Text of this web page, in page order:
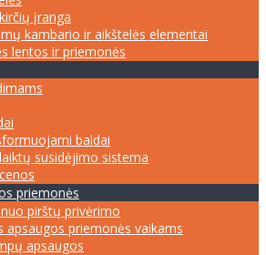
įranga
kambario ir aikštelės elementai
lentos ir priemonės
baldai
susidėjimo sistema
priemonės
pirštų privėrimo
apsaugos priemonės vaikams
apsaugos